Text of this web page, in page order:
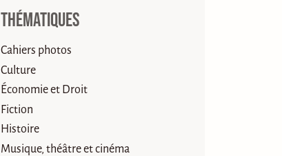
Thématiques
Cahiers photos
Culture
Économie et Droit
Fiction
Histoire
Musique, théâtre et cinéma